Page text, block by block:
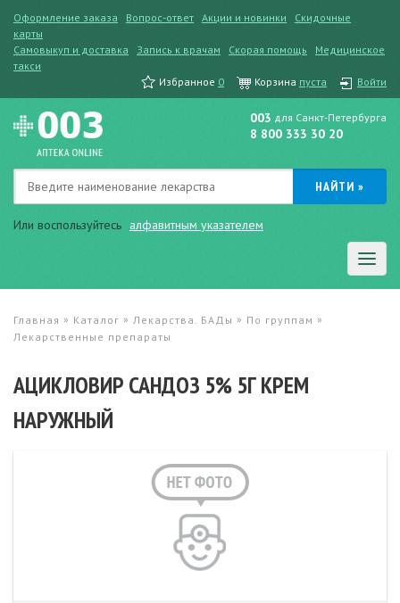
Оформление заказа Вопрос-ответ Акции и новинки
Скидочные
карты
Самовыкуп и доставка
Запись к врачам Скорая помощь
Медицинское
такси
Избранное 0 Корзина пуста Войти
Или воспользуйтесь алфавитным указателем
003 для Санкт-Петербурга
8 800 333 30 20
Главная » Каталог » Лекарства. БАДы » По группам »
Лекарственные препараты
АЦИКЛОВИР САНДОЗ 5% 5Г КРЕМ
НАРУЖНЫЙ